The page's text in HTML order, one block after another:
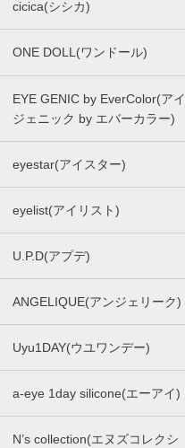
cicica(シシカ)
ONE DOLL(ワンドール)
EYE GENIC by EverColor(アイ
ジェニック by エバーカラー)
eyestar(アイスター)
eyelist(アイリスト)
U.P.D(アプデ)
ANGELIQUE(アンジェリーク)
Uyu1DAY(ウユワンデー)
a-eye 1day silicone(エーアイ)
N’s collection(エヌズコレクシ